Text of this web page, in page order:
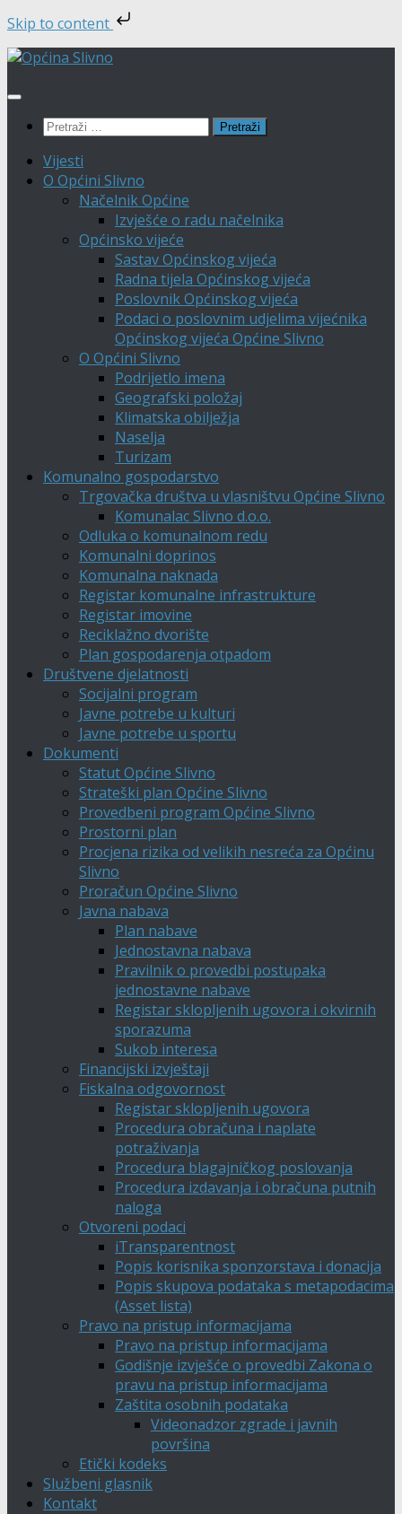
Skip to content
Skip
content
Pretraži:
Vijesti
O Općini Slivno
Načelnik Općine
Izvješće o radu načelnika
Općinsko vijeće
Sastav Općinskog vijeća
Radna tijela Općinskog vijeća
Poslovnik Općinskog vijeća
Podaci o poslovnim udjelima vijećnika
Općinskog vijeća Općine Slivno
O Općini Slivno
Podrijetlo imena
Geografski položaj
Klimatska obilježja
Naselja
Turizam
Komunalno gospodarstvo
Trgovačka društva u vlasništvu Općine Slivno
Komunalac Slivno d.o.o.
Odluka o komunalnom redu
Komunalni doprinos
Komunalna naknada
Registar komunalne infrastrukture
Registar imovine
Reciklažno dvorište
Plan gospodarenja otpadom
Društvene djelatnosti
Socijalni program
Javne potrebe u kulturi
Javne potrebe u sportu
Dokumenti
Statut Općine Slivno
Strateški plan Općine Slivno
Provedbeni program Općine Slivno
Prostorni plan
Procjena rizika od velikih nesreća za Općinu
Slivno
Proračun Općine Slivno
Javna nabava
Plan nabave
Jednostavna nabava
Pravilnik o provedbi postupaka
jednostavne nabave
Registar sklopljenih ugovora i okvirnih
sporazuma
Sukob interesa
Financijski izvještaji
Fiskalna odgovornost
Registar sklopljenih ugovora
Procedura obračuna i naplate
potraživanja
Procedura blagajničkog poslovanja
Procedura izdavanja i obračuna putnih
naloga
Otvoreni podaci
iTransparentnost
Popis korisnika sponzorstava i donacija
Popis skupova podataka s metapodacima
(Asset lista)
Pravo na pristup informacijama
Pravo na pristup informacijama
Godišnje izvješće o provedbi Zakona o
pravu na pristup informacijama
Zaštita osobnih podataka
Videonadzor zgrade i javnih
površina
Etički kodeks
Službeni glasnik
Kontakt